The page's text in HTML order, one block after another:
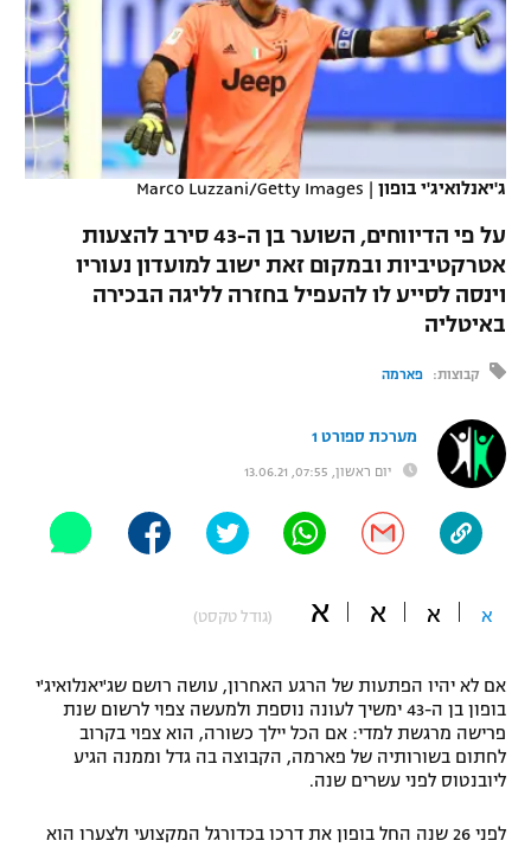
VOD
תוצאות
לוח שידורים
"מעל הליגה" – פודקאסט
תקנון משתתפים וזוכים בפרסים
תקנון עבור פעילות אלקטרה
תקנון עבור פעילות ספורט 1 – "מרלן"
טניס
נבחרת ישראל
בית"ר ירושלים
מכבי תל אביב
הפועל תל אביב
הפועל חיפה
הפועל באר שבע
מכבי נתניה
בני יהודה
ליגה ספרדית
ליגה איטלקית
ליגה הולנדית
ליגה טורקית
ליגה סינית
ליגות נוספות
כדורסל נשים
מכבי תל אביב
הפועל חולון
הפועל ירושלים
דני אבדיה
יורוליג
טניס
כדוריד
כדורעף
שחייה
ג'ודו
UFC
היאבקות WWE
כדורמים
פוטבול אמריקאי NFL
ג'יאנלואיג'י בופון |
Marco Luzzani/Getty Images
על פי הדיווחים, השוער בן ה-43 סירב להצעות
אטרקטיביות ובמקום זאת ישוב למועדון נעוריו
וינסה לסייע לו להעפיל בחזרה לליגה הבכירה
באיטליה
קבוצות: פארמה
מערכת ספורט 1
יום ראשון, 07:55, 13.06.21
א א א א (גודל טקסט)
אם לא יהיו הפתעות של הרגע האחרון, עושה רושם שג'יאנלואיג'י
בופון בן ה-43 ימשיך לעונה נוספת ולמעשה צפוי לרשום שנת
פרישה מרגשת למדי: אם הכל יילך כשורה, הוא צפוי בקרוב
לחתום בשורותיה של פארמה, הקבוצה בה גדל וממנה הגיע
ליובנטוס לפני עשרים שנה.
לפני 26 שנה החל בופון את דרכו בכדורגל המקצועי ולצערו הוא